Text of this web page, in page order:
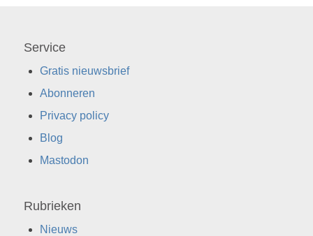
Service
Gratis nieuwsbrief
Abonneren
Privacy policy
Blog
Mastodon
Rubrieken
Nieuws